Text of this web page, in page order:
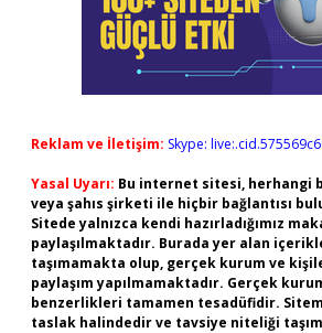
Reklam ve İletişim: Skype:
Yasal Uyarı: Bu internet sitesi, herhangi
veya şahıs şirketi ile hiçbir bağlantısı
Sitede yalnızca kendi hazırladığımız
paylaşılmaktadır. Burada yer alan
taşımamakta olup, gerçek kurum ve
paylaşım yapılmamaktadır. Gerçek
benzerlikleri tamamen tesadüfidir.
taslak halindedir ve tavsiye niteliği